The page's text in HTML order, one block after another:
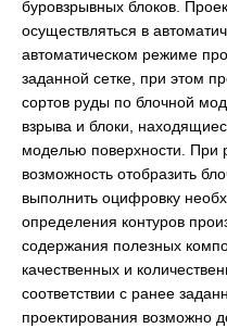
буровзрывных блоков.
осуществляться в
автоматическом режиме
заданной сетке, при этом
сортов руды по блочной
взрыва и блоки,
моделью поверхности. При
возможность отобразить
выполнить оцифровку
определения контуров
содержания полезных
качественных и
соответствии с ранее
проектирования возможно